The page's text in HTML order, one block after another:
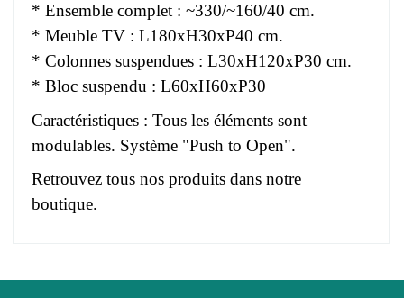
* Ensemble complet : ~330/~160/40 cm.
* Meuble TV : L180xH30xP40 cm.
* Colonnes suspendues : L30xH120xP30 cm.
* Bloc suspendu : L60xH60xP30
Caractéristiques : Tous les éléments sont
modulables. Système "Push to Open".
Retrouvez tous nos produits dans notre
boutique.